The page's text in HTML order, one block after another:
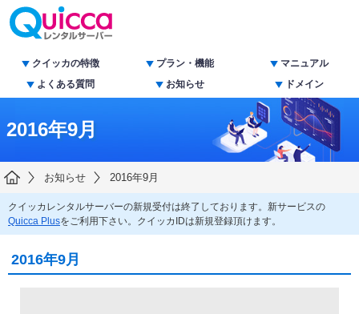
クイッカの特徴 プラン・機能
マニュアル
よくある質問
お知らせ ドメイン
2016年9月
お知らせ 2016年9月
クイッカレンタルサーバーの新規受付は終了しております。新サービスの
Quicca Plusをご利用下さい。クイッカIDは新規登録頂けます。
2016年9月